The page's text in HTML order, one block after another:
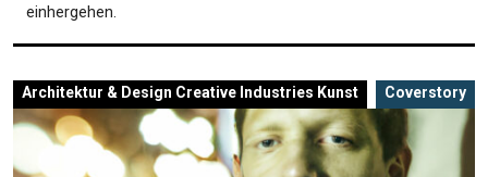
einhergehen.
Architektur & Design Creative Industries Kunst Coverstory